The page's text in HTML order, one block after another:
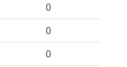
0
0
0